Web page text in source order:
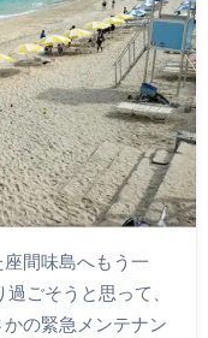
間味島へもう一
ごそうと思って、
の緊急メンテナン